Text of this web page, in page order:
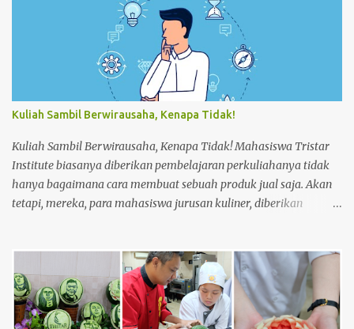
proses Make-up room adalah : 1. SET UP TROLLEY : Bersihkan
trolley menggunakan dust cloth dari atas ke bawah 2.
Masukkan perlengkapan kamar tamu dan peralatan kebersihan
3. Dorong trolley menuju kamar dengan benar 4. Letakan
trolley di depan kamar tamu 5. Ketok pintu dengan
mengucapkan “Housekeeping” max 3x 6. Buka pintu perlahan-
Kuliah Sambil Berwirausaha, Kenapa Tidak!
Kuliah Sambil Berwirausaha, Kenapa Tidak! Mahasiswa Tristar
Institute biasanya diberikan pembelajaran perkuliahanya tidak
hanya bagaimana cara membuat sebuah produk jual saja. Akan
tetapi, mereka, para mahasiswa jurusan kuliner, diberikan
bawah seperti usaha kecil menengah (UKM). Seperti halnya,
membuat perencanaan, strategi penjualan hingga perhitungan
harga produk dalam membuat sebuah produk jual. Saat mereka
masih menjadi mahasiswa, ada salah satu mata kuliah yang